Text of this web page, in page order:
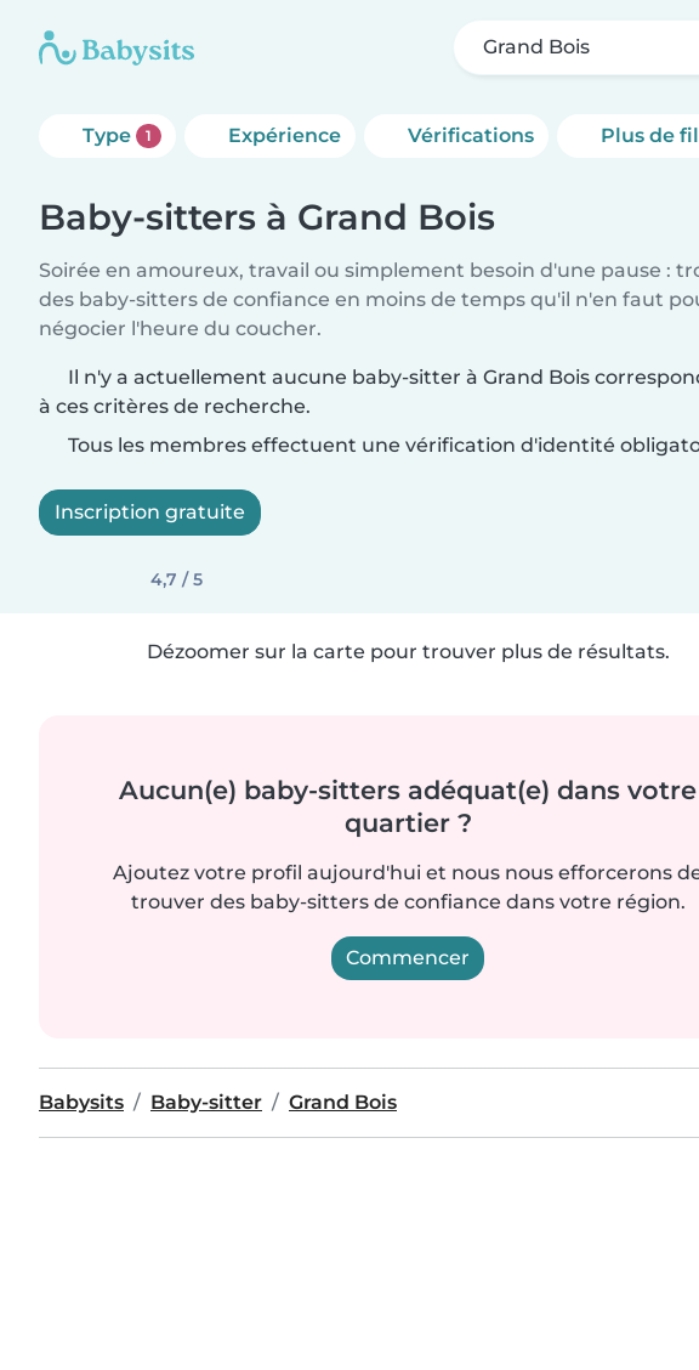
Grand Bois
Type 1 Expérience Vérifications Plus de
Baby-sitters à Grand Bois
Soirée en amoureux, travail ou simplement besoin d'une pause :
des baby-sitters de confiance en moins de temps qu'il n'en faut
négocier l'heure du coucher.
Il n'y a actuellement aucune baby-sitter à Grand Bois
à ces critères de recherche.
Tous les membres effectuent une vérification d'identité
Inscription gratuite
4,7 / 5
Dézoomer sur la carte pour trouver plus de résultats.
Aucun(e) baby-sitters adéquat(e) dans votre
quartier ?
Ajoutez votre profil aujourd'hui et nous nous efforcerons
trouver des baby-sitters de confiance dans votre région.
Commencer
Babysits Baby-sitter Grand Bois